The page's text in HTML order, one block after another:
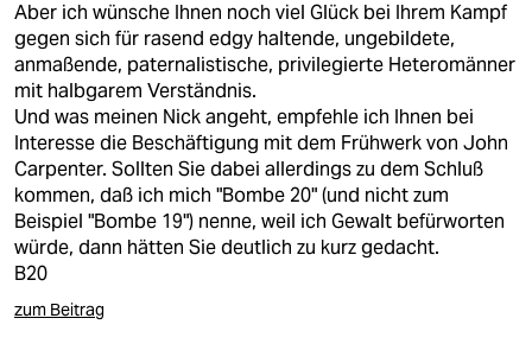
Aber ich wünsche Ihnen noch viel Glück bei Ihrem Kampf
gegen sich für rasend edgy haltende, ungebildete,
anmaßende, paternalistische, privilegierte Heteromänner
mit halbgarem Verständnis.
Und was meinen Nick angeht, empfehle ich Ihnen bei
Interesse die Beschäftigung mit dem Frühwerk von John
Carpenter. Sollten Sie dabei allerdings zu dem Schluß
kommen, daß ich mich "Bombe 20" (und nicht zum
Beispiel "Bombe 19") nenne, weil ich Gewalt befürworten
würde, dann hätten Sie deutlich zu kurz gedacht.
B20
zum Beitrag